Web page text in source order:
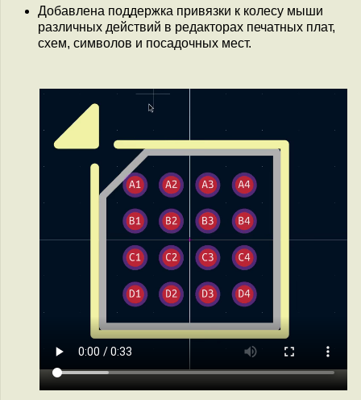
Добавлена поддержка привязки к колесу мыши
различных действий в редакторах печатных плат,
схем, символов и посадочных мест.